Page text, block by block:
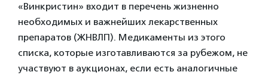
«Винкристин» входит в перечень жизненно
необходимых и важнейших лекарственных
препаратов (ЖНВЛП). Медикаменты из этого
списка, которые изготавливаются за рубежом, не
участвуют в аукционах, если есть аналогичные